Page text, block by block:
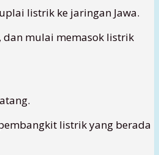
listrik ke jaringan Jawa.
dan mulai memasok listrik
listrik yang berada